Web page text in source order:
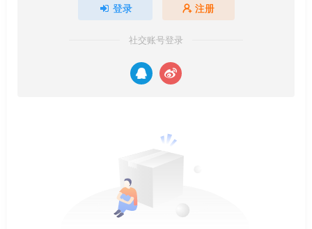
登录 注册
社交账号登录